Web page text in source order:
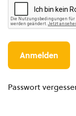
Passwort